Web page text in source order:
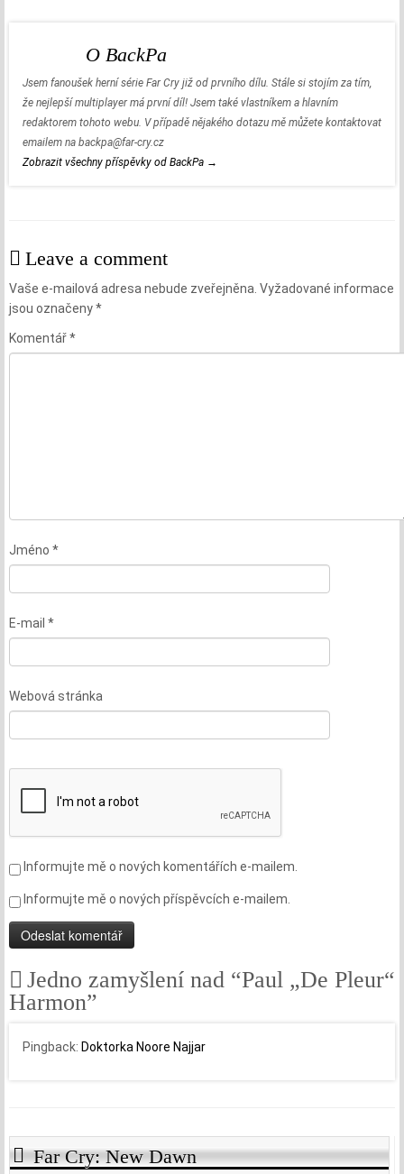
k
O BackPa
Jsem fanoušek herní série Far Cry již od prvního dílu. Stále si stojím za tím,
že nejlepší multiplayer má první díl! Jsem také vlastníkem a hlavním
redaktorem tohoto webu. V případě nějakého dotazu mě můžete kontaktovat
emailem na backpa@far-cry.cz
Zobrazit všechny příspěvky od BackPa →
Leave a comment
Vaše e-mailová adresa nebude zveřejněna. Vyžadované informace
jsou označeny*
Komentář*
Jméno *
E-mail *
Webová stránka
Informujte mě o nových komentářích e-mailem.
Informujte mě o nových příspěvcích e-mailem.
Jedno zamyšlení nad “Paul „De Pleur“
Harmon”
Pingback: Doktorka Noore Najjar
Far Cry: New Dawn